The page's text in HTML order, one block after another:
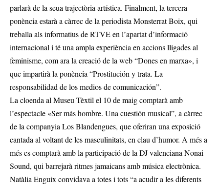
parlarà de la seua trajectòria artística. Finalment, la tercera
ponència estarà a càrrec de la periodista Monsterrat Boix, qui
treballa als informatius de RTVE en l’apartat d’informació
internacional i té una ampla experiència en accions lligades al
feminisme, com ara la creació de la web “Dones en marxa», i
que impartirà la ponència “Prostitución y trata. La
responsabilidad de los medios de comunicación”.
La cloenda al Museu Tèxtil el 10 de maig comptarà amb
l’espectacle «Ser más hombre. Una cuestión musical”, a càrrec
de la companyia Los Blandengues, que oferiran una exposició
cantada al voltant de les masculinitats, en clau d’humor. A més a
més es comptarà amb la participació de la DJ valenciana Nonai
Sound, qui barrejarà ritmes jamaicans amb música electrònica.
Natàlia Enguix convidava a totes i tots “a acudir a les diferents